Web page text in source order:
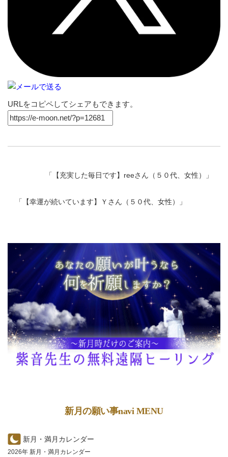
URLをコピペしてシェアもできます。
「 【充実した毎日です】reeさん（５０代、女性） 」
「 【幸運が続いています】Ｙさん（５０代、女性） 」
新月の願い事navi MENU
新月・満月カレンダー
2026年 新月・満月カレンダー